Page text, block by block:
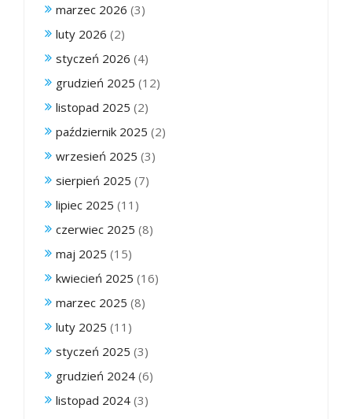
marzec 2026 (3)
luty 2026 (2)
styczeń 2026 (4)
grudzień 2025 (12)
listopad 2025 (2)
październik 2025 (2)
wrzesień 2025 (3)
sierpień 2025 (7)
lipiec 2025 (11)
czerwiec 2025 (8)
maj 2025 (15)
kwiecień 2025 (16)
marzec 2025 (8)
luty 2025 (11)
styczeń 2025 (3)
grudzień 2024 (6)
listopad 2024 (3)